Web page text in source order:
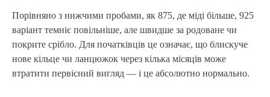
Порівняно з нижчими пробами, як 875, де міді більше, 925
варіант темніє повільніше, але швидше за родоване чи
покрите срібло. Для початківців це означає, що блискуче
нове кільце чи ланцюжок через кілька місяців може
втратити первісний вигляд — і це абсолютно нормально.